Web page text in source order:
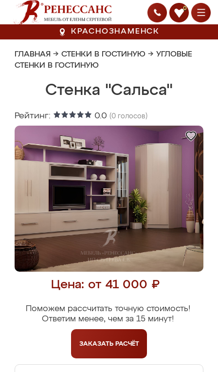
0
КРАСНОЗНАМЕНСК
ГЛАВНАЯ → СТЕНКИ В ГОСТИНУЮ → УГЛОВЫЕ
СТЕНКИ В ГОСТИНУЮ
Стенка "Сальса"
Рейтинг: 0.0 (0 голосов)
Цена: от 41 000 ₽
Поможем рассчитать точную стоимость!
Ответим менее, чем за 15 минут!
ЗАКАЗАТЬ РАСЧЁТ